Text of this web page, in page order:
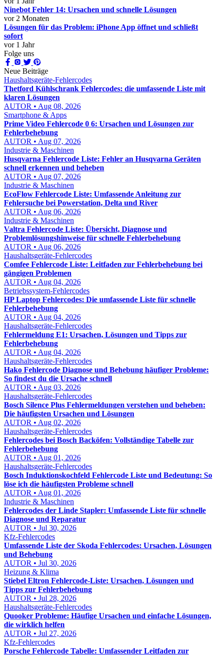
Ninebot Fehler 14: Ursachen und schnelle Lösungen
vor 2 Monaten
Lösungen für das Problem: iPhone App öffnet und schließt
sofort
vor 1 Jahr
Folge uns
Neue Beiträge
Haushaltsgeräte-Fehlercodes
Thetford Kühlschrank Fehlercodes: die umfassende Liste mit
klaren Lösungen
AUTOR • Aug 08, 2026
Smartphone & Apps
Prime Video Fehlercode 0 6: Ursachen und Lösungen zur
Fehlerbehebung
AUTOR • Aug 07, 2026
Industrie & Maschinen
Husqvarna Fehlercode Liste: Fehler an Husqvarna Geräten
schnell erkennen und beheben
AUTOR • Aug 07, 2026
Industrie & Maschinen
EcoFlow Fehlercode Liste: Umfassende Anleitung zur
Fehlersuche bei Powerstation, Delta und River
AUTOR • Aug 06, 2026
Industrie & Maschinen
Valtra Fehlercode Liste: Übersicht, Diagnose und
Problemlösungshinweise für schnelle Fehlerbehebung
AUTOR • Aug 06, 2026
Haushaltsgeräte-Fehlercodes
Comfee Fehlercode Liste: Leitfaden zur Fehlerbehebung bei
gängigen Problemen
AUTOR • Aug 04, 2026
Betriebssystem-Fehlercodes
HP Laptop Fehlercodes: Die umfassende Liste für schnelle
Fehlerbehebung
AUTOR • Aug 04, 2026
Haushaltsgeräte-Fehlercodes
Fehlermeldung E1: Ursachen, Lösungen und Tipps zur
Fehlerbehebung
AUTOR • Aug 04, 2026
Haushaltsgeräte-Fehlercodes
Hako Fehlercode Diagnose und Behebung häufiger Probleme:
So findest du die Ursache schnell
AUTOR • Aug 03, 2026
Haushaltsgeräte-Fehlercodes
Bosch Silence Plus Fehlermeldungen verstehen und beheben:
Die häufigsten Ursachen und Lösungen
AUTOR • Aug 02, 2026
Haushaltsgeräte-Fehlercodes
Fehlercodes bei Bosch Backöfen: Vollständige Tabelle zur
Fehlerbehebung
AUTOR • Aug 01, 2026
Haushaltsgeräte-Fehlercodes
Bosch Induktionskochfeld Fehlercode Liste und Bedeutung: So
löse ich die häufigsten Probleme schnell
AUTOR • Aug 01, 2026
Industrie & Maschinen
Fehlercodes der Linde Stapler: Umfassende Liste für schnelle
Diagnose und Reparatur
AUTOR • Jul 30, 2026
Kfz-Fehlercodes
Umfassende Liste der Skoda Fehlercodes: Ursachen, Lösungen
und Behebung
AUTOR • Jul 30, 2026
Heizung & Klima
Stiebel Eltron Fehlercode-Liste: Ursachen, Lösungen und
Tipps zur Fehlerbehebung
AUTOR • Jul 28, 2026
Haushaltsgeräte-Fehlercodes
Quooker Probleme: Häufige Ursachen und einfache Lösungen,
die wirklich helfen
AUTOR • Jul 27, 2026
Kfz-Fehlercodes
Porsche Fehlercode Tabelle: Umfassender Leitfaden zur